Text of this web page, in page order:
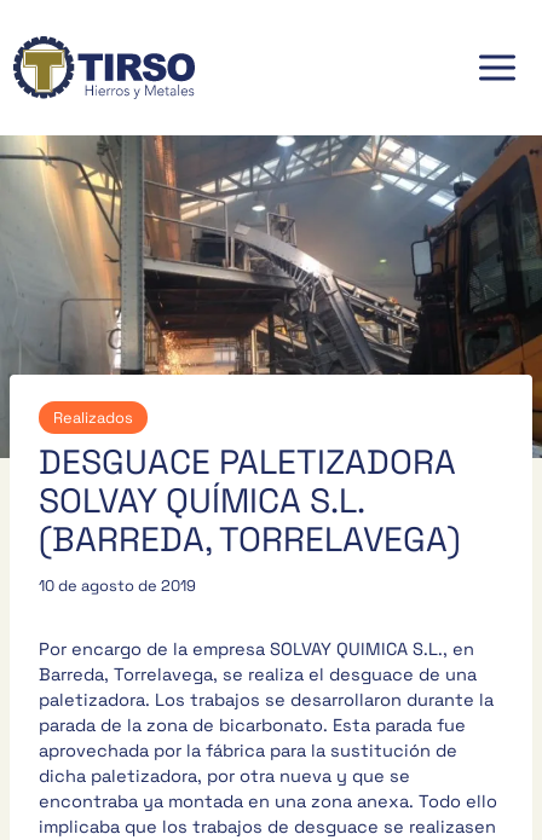
contenido
Realizados
DESGUACE PALETIZADORA
SOLVAY QUÍMICA S.L.
(BARREDA, TORRELAVEGA)
10 de agosto de 2019
Por encargo de la empresa SOLVAY QUIMICA S.L., en
Barreda, Torrelavega, se realiza el desguace de una
paletizadora. Los trabajos se desarrollaron durante la
parada de la zona de bicarbonato. Esta parada fue
aprovechada por la fábrica para la sustitución de
dicha paletizadora, por otra nueva y que se
encontraba ya montada en una zona anexa. Todo ello
implicaba que los trabajos de desguace se realizasen